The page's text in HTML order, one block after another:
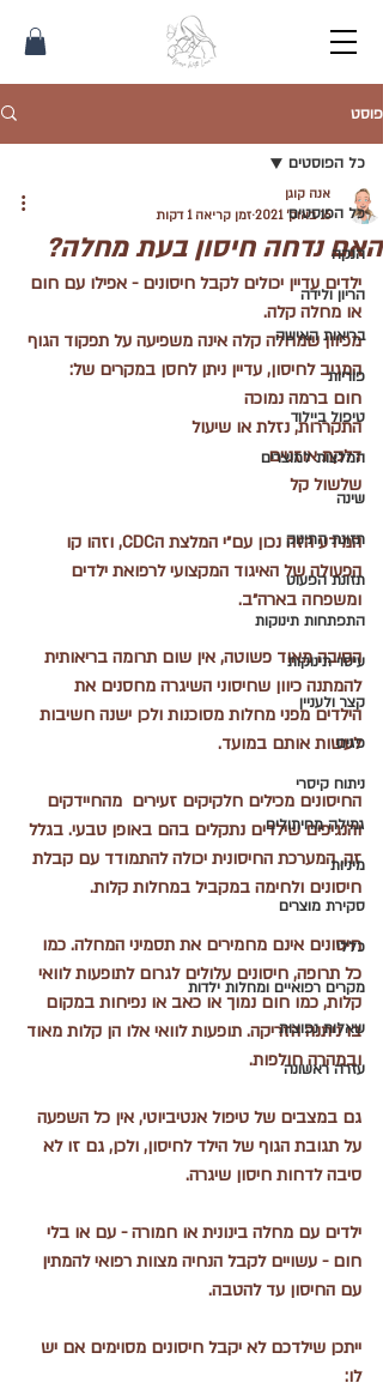
פוסט
כל הפוסטים
הנקה
הריון ולידה
בריאות האישה
פוריות
טיפול ביילוד
המלצות למוצרים
שינה
תזונת התינוק
תזונת הפעוט
התפתחות תינוקות
עיסוי תינוקות
קצר ולעניין
פגים
ניתוח קיסרי
גמילה מחיתולים
מיניות
סקירת מוצרים
כללי
מקרים רפואיים ומחלות ילדות
שאלות נפוצות
עזרה ראשונה
כל הפוסטים
האם נדחה חיסון בעת מחלה?
אנה קוגן
16 באוק׳ 2021
זמן קריאה 1 דקות
ילדים עדיין יכולים לקבל חיסונים - אפילו עם חום
או מחלה קלה.
מכיוון שמחלה קלה אינה משפיעה על תפקוד הגוף
המגיב לחיסון, עדיין ניתן לחסן במקרים של:
חום ברמה נמוכה
התקררות, נזלת או שיעול
דלקת אוזניים
שלשול קל
המידע הזה נכון עם״י המלצת הCDC, וזהו קו
הפעולה של האיגוד המקצועי לרפואת ילדים
ומשפחה בארה״ב.
הסיבה מאוד פשוטה, אין שום תרומה בריאותית
להמתנה כיוון שחיסוני השיגרה מחסנים את
הילדים מפני מחלות מסוכנות ולכן ישנה חשיבות
לעשות אותם במועד.
החיסונים מכילים חלקיקים זעירים  מהחיידקים
והנגיפים שילדים נתקלים בהם באופן טבעי. בגלל
זה, המערכת החיסונית יכולה להתמודד עם קבלת
חיסונים ולחימה במקביל במחלות קלות.
חיסונים אינם מחמירים את תסמיני המחלה. כמו
כל תרופה, חיסונים עלולים לגרום לתופעות לוואי
קלות, כמו חום נמוך או כאב או נפיחות במקום
בו ניתנה הזריקה. תופעות לוואי אלו הן קלות מאוד
ובמהרה חולפות.
גם במצבים של טיפול אנטיביוטי, אין כל השפעה
על תגובת הגוף של הילד לחיסון, ולכן, גם זו לא
סיבה לדחות חיסון שיגרה.
ילדים עם מחלה בינונית או חמורה - עם או בלי
חום - עשויים לקבל הנחיה מצוות רפואי להמתין
עם החיסון עד להטבה.
ייתכן שילדכם לא יקבל חיסונים מסוימים אם יש
לו: